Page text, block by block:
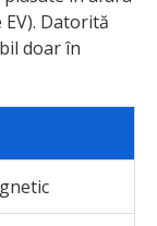
Datorită
doar în